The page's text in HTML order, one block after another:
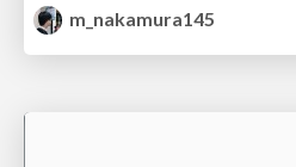
m_nakamura145